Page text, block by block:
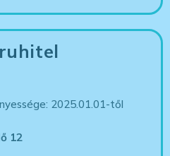
2025.01.01-től
12